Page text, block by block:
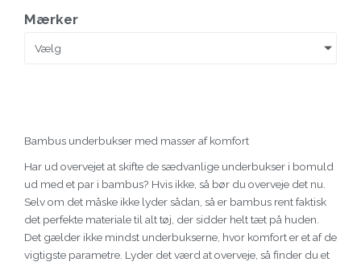
Mærker
Vælg
Bambus underbukser med masser af komfort
Har ud overvejet at skifte de sædvanlige underbukser i bomuld
ud med et par i bambus? Hvis ikke, så bør du overveje det nu.
Selv om det måske ikke lyder sådan, så er bambus rent faktisk
det perfekte materiale til alt tøj, der sidder helt tæt på huden.
Det gælder ikke mindst underbukserne, hvor komfort er et af de
vigtigste parametre. Lyder det værd at overveje, så finder du et